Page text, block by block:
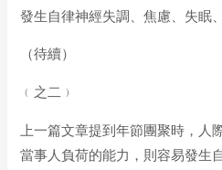
發生自律神經失調、焦慮、失眠
（待續）
﹙之二﹚
上一篇文章提到年節團聚時，人
當事人負荷的能力，則容易發生